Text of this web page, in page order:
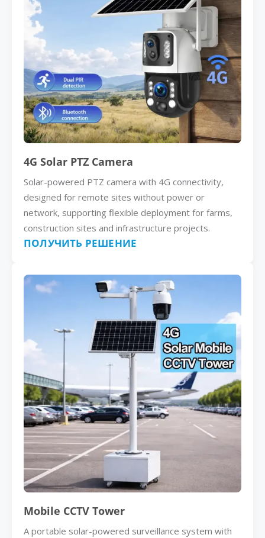
4G Solar PTZ Camera
Solar-powered PTZ camera with 4G connectivity,
designed for remote sites without power or
network, supporting flexible deployment for farms,
construction sites and infrastructure projects.
ПОЛУЧИТЬ РЕШЕНИЕ
Mobile CCTV Tower
A portable solar-powered surveillance system with